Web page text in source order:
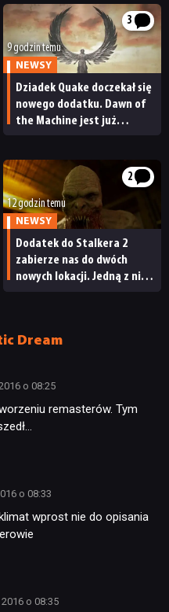
3
9 godzin temu
NEWSY
Dziadek Quake doczekał się
nowego dodatku. Dawn of
the Machine jest już
2
12 godzin temu
NEWSY
Dodatek do Stalkera 2
zabierze nas do dwóch
nowych lokacji. Jedną z nich
Dream
o 08:25
remasterów. Tym
o 08:33
wprost nie do opisania
o 08:35